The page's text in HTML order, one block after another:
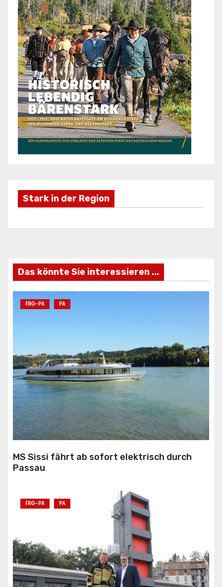
Stark in der Region
Das könnte Sie interessieren ...
FRG-PA PA
MS Sissi fährt ab sofort elektrisch durch
Passau
FRG-PA PA